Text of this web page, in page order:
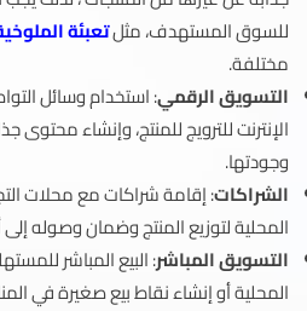
للسوق المستهدف، مثلتعبئة
مختلفة.
التسويق الرقمي: استخدام وسائل
الإنترنت للترويج للمنتج، وإنشاء محتوى
وجودتها.
الشراكات: إقامة شراكات مع محلات
المحلية لتوزيع المنتج وضمان وصوله
التسويق المباشر: البيع المباشر
المحلية أو إنشاء نقاط بيع صغيرة في